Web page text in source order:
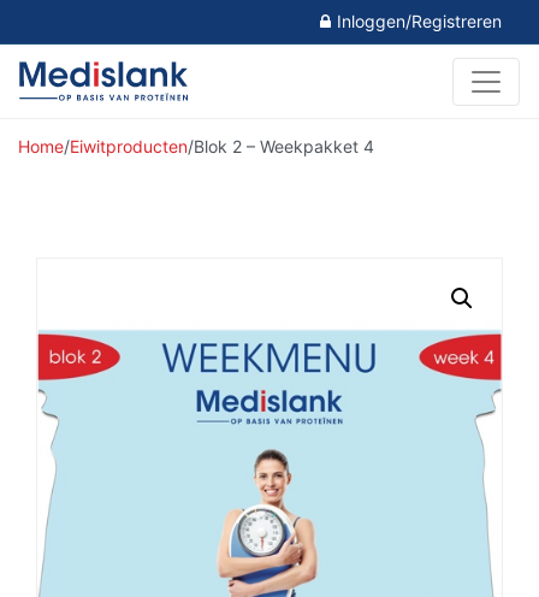
Inloggen/Registreren
Home/Eiwitproducten/Blok 2 – Weekpakket 4